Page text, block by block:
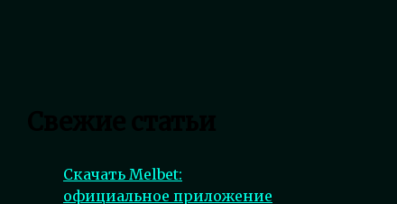
Скачать Melbet:
официальное приложение